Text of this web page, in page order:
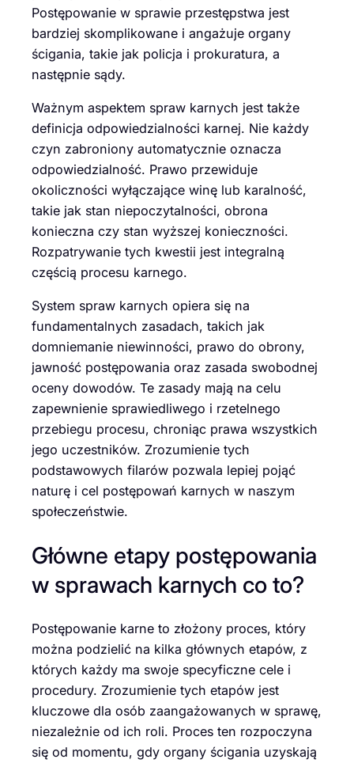
Postępowanie w sprawie przestępstwa jest
bardziej skomplikowane i angażuje organy
ścigania, takie jak policja i prokuratura, a
następnie sądy.
Ważnym aspektem spraw karnych jest także
definicja odpowiedzialności karnej. Nie każdy
czyn zabroniony automatycznie oznacza
odpowiedzialność. Prawo przewiduje
okoliczności wyłączające winę lub karalność,
takie jak stan niepoczytalności, obrona
konieczna czy stan wyższej konieczności.
Rozpatrywanie tych kwestii jest integralną
częścią procesu karnego.
System spraw karnych opiera się na
fundamentalnych zasadach, takich jak
domniemanie niewinności, prawo do obrony,
jawność postępowania oraz zasada swobodnej
oceny dowodów. Te zasady mają na celu
zapewnienie sprawiedliwego i rzetelnego
przebiegu procesu, chroniąc prawa wszystkich
jego uczestników. Zrozumienie tych
podstawowych filarów pozwala lepiej pojąć
naturę i cel postępowań karnych w naszym
społeczeństwie.
Główne etapy postępowania
w sprawach karnych co to?
Postępowanie karne to złożony proces, który
można podzielić na kilka głównych etapów, z
których każdy ma swoje specyficzne cele i
procedury. Zrozumienie tych etapów jest
kluczowe dla osób zaangażowanych w sprawę,
niezależnie od ich roli. Proces ten rozpoczyna
się od momentu, gdy organy ścigania uzyskają